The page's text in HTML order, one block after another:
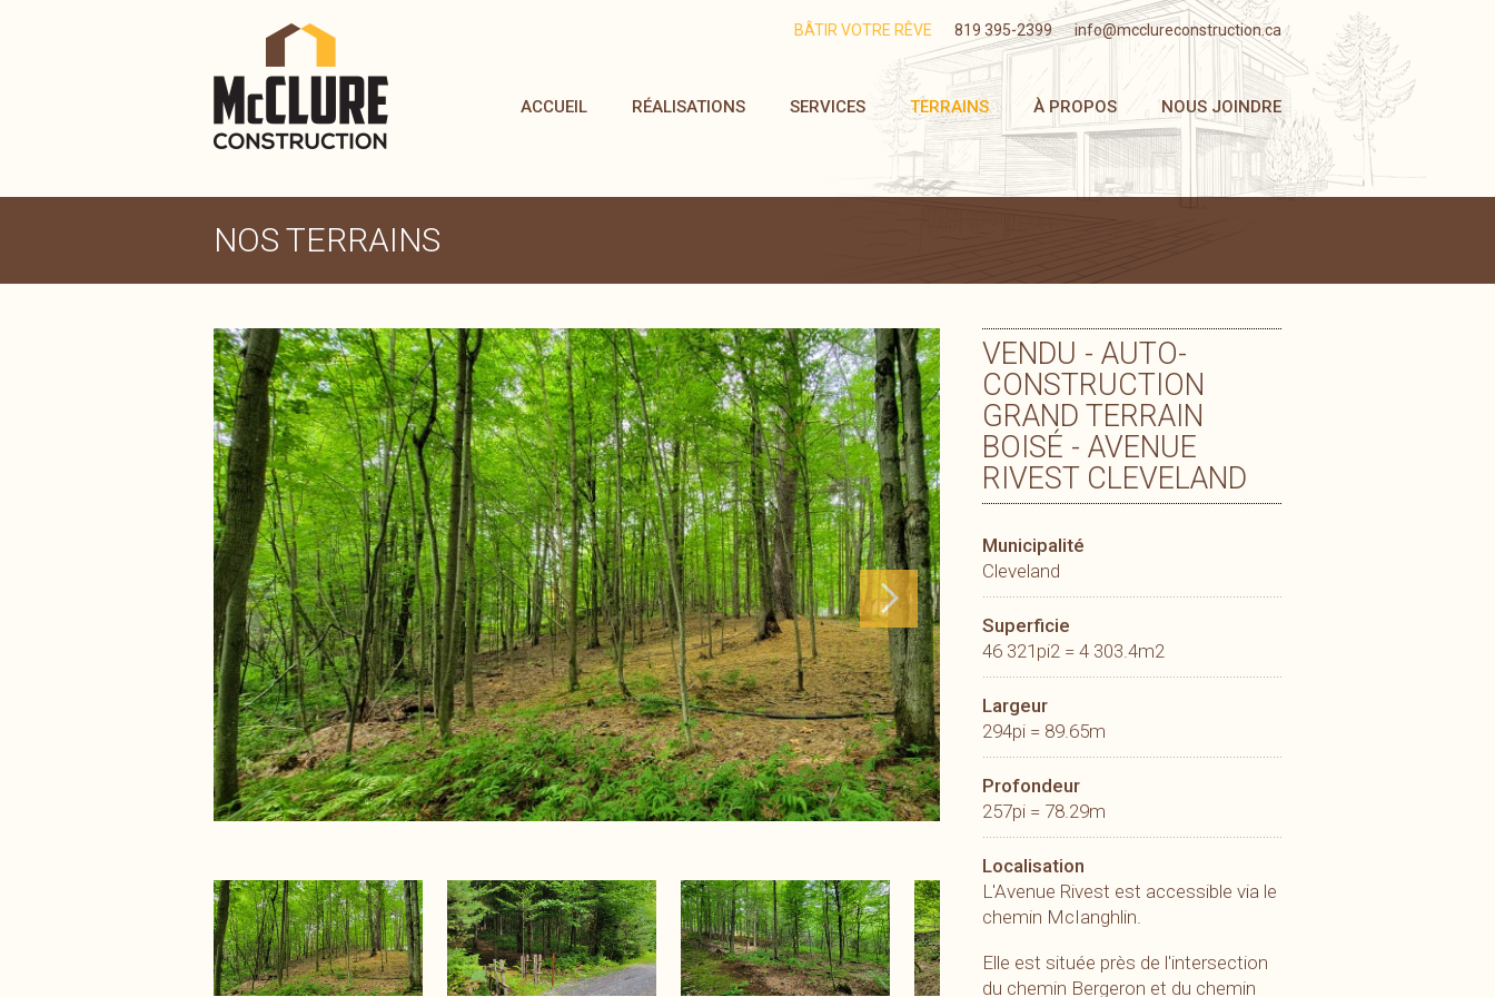
BÂTIR VOTRE RÊVE 819 395-2399 info@mcclureconstruction.ca
ACCUEIL RÉALISATIONS SERVICES TERRAINS À PROPOS NOUS JOINDRE
NOS TERRAINS
VENDU - AUTO-
CONSTRUCTION
GRAND TERRAIN
BOISÉ - AVENUE
RIVEST CLEVELAND
Municipalité
Cleveland
Superficie
46 321pi2 = 4 303.4m2
Largeur
294pi = 89.65m
Profondeur
257pi = 78.29m
Localisation
L'Avenue Rivest est accessible via le
chemin McIanghlin.
Elle est située près de l'intersection
du chemin Bergeron et du chemin